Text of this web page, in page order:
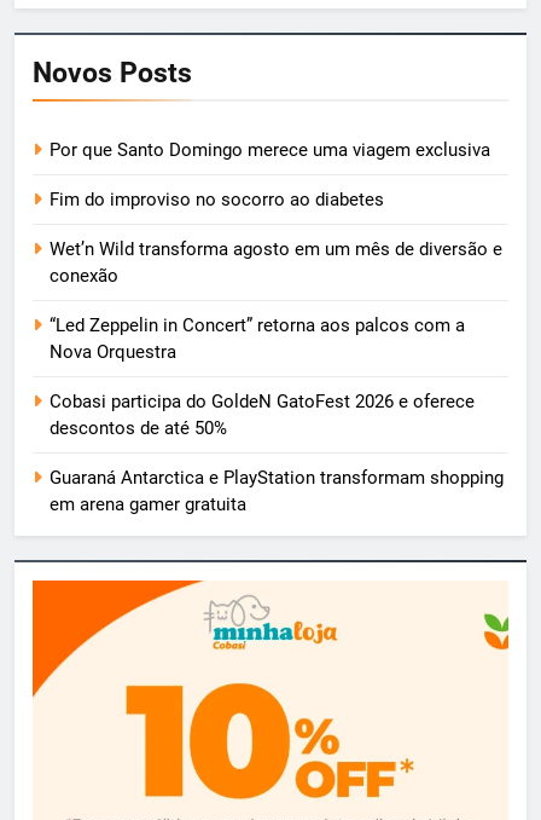
Novos Posts
Por que Santo Domingo merece uma viagem exclusiva
Fim do improviso no socorro ao diabetes
Wet’n Wild transforma agosto em um mês de diversão e
conexão
“Led Zeppelin in Concert” retorna aos palcos com a
Nova Orquestra
Cobasi participa do GoldeN GatoFest 2026 e oferece
descontos de até 50%
Guaraná Antarctica e PlayStation transformam shopping
em arena gamer gratuita